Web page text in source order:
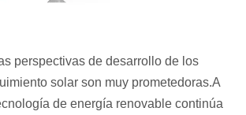
perspectivas de desarrollo de los
solar son muy prometedoras.A
de energía renovable continúa